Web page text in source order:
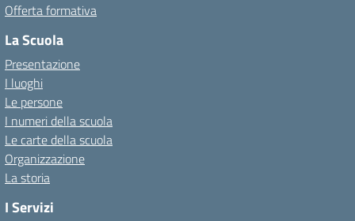
Offerta formativa
La Scuola
Presentazione
I luoghi
Le persone
I numeri della scuola
Le carte della scuola
Organizzazione
La storia
I Servizi